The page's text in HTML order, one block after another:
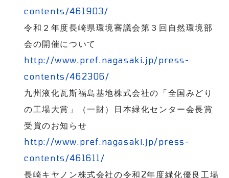
contents/461903/
令和２年度長崎県環境審議会第３回自然環境部
会の開催について
http://www.pref.nagasaki.jp/press-
contents/462306/
九州液化瓦斯福島基地株式会社の「全国みどり
の工場大賞」（一財）日本緑化センター会長賞
受賞のお知らせ
http://www.pref.nagasaki.jp/press-
contents/461611/
長崎キヤノン株式会社の令和 2年度緑化優良工場